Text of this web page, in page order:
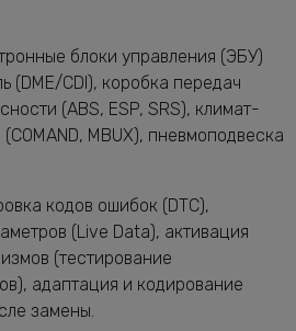
блоки управления (ЭБУ)
(DME/CDI), коробка передач
(ABS, ESP, SRS), климат-
MBUX), пневмоподвеска
кодов ошибок (DTC),
(Live Data), активация
(тестирование
адаптация и кодирование
замены.